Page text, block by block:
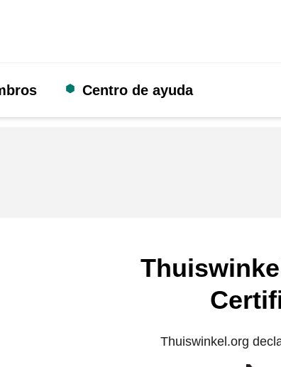
Centro de ayuda
Thuiswinkel.org